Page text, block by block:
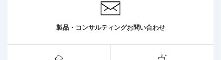
製品・コンサルティングお問い合わせ